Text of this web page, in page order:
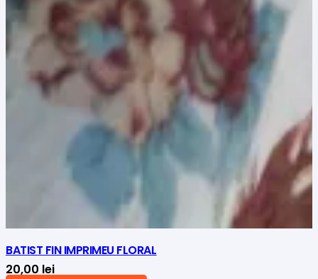
BATIST FIN IMPRIMEU FLORAL
20,00 lei